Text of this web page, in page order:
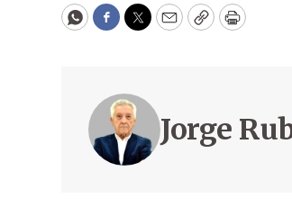
WhatsApp
Facebook
Twitter
EmailCopyPrint
Jorge